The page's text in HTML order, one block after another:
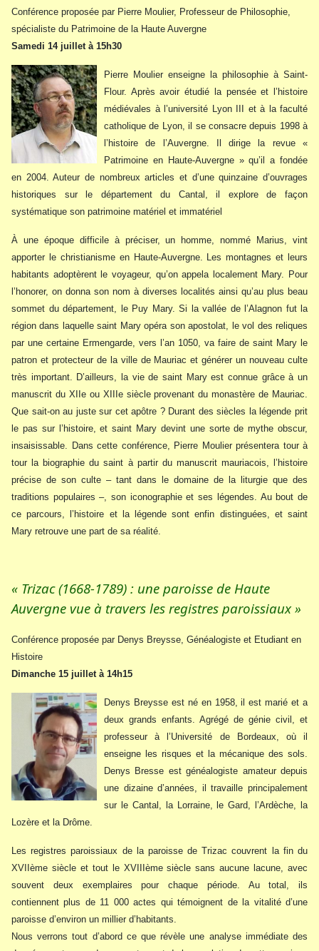
Conférence proposée par Pierre Moulier, Professeur de Philosophie,
spécialiste du Patrimoine de la Haute Auvergne
Samedi 14 juillet à 15h30
Pierre Moulier enseigne la philosophie à Saint-
Flour. Après avoir étudié la pensée et l’histoire
médiévales à l’université Lyon III et à la faculté
catholique de Lyon, il se consacre depuis 1998 à
l’histoire de l’Auvergne. Il dirige la revue «
Patrimoine en Haute-Auvergne » qu’il a fondée
en 2004. Auteur de nombreux articles et d’une quinzaine d’ouvrages
historiques sur le département du Cantal, il explore de façon
systématique son patrimoine matériel et immatériel
À une époque difficile à préciser, un homme, nommé Marius, vint
apporter le christianisme en Haute-Auvergne. Les montagnes et leurs
habitants adoptèrent le voyageur, qu’on appela localement Mary. Pour
l’honorer, on donna son nom à diverses localités ainsi qu’au plus beau
sommet du département, le Puy Mary. Si la vallée de l’Alagnon fut la
région dans laquelle saint Mary opéra son apostolat, le vol des reliques
par une certaine Ermengarde, vers l’an 1050, va faire de saint Mary le
patron et protecteur de la ville de Mauriac et générer un nouveau culte
très important. D’ailleurs, la vie de saint Mary est connue grâce à un
manuscrit du XIIe ou XIIIe siècle provenant du monastère de Mauriac.
Que sait-on au juste sur cet apôtre ? Durant des siècles la légende prit
le pas sur l’histoire, et saint Mary devint une sorte de mythe obscur,
insaisissable. Dans cette conférence, Pierre Moulier présentera tour à
tour la biographie du saint à partir du manuscrit mauriacois, l’histoire
précise de son culte – tant dans le domaine de la liturgie que des
traditions populaires –, son iconographie et ses légendes. Au bout de
ce parcours, l’histoire et la légende sont enfin distinguées, et saint
Mary retrouve une part de sa réalité.
« Trizac (1668-1789) : une paroisse de Haute
Auvergne vue à travers les registres paroissiaux »
Conférence proposée par Denys Breysse, Généalogiste et Etudiant en
Histoire
Dimanche 15 juillet à 14h15
Denys Breysse est né en 1958, il est marié et a
deux grands enfants. Agrégé de génie civil, et
professeur à l’Université de Bordeaux, où il
enseigne les risques et la mécanique des sols.
Denys Bresse est généalogiste amateur depuis
une dizaine d’années, il travaille principalement
sur le Cantal, la Lorraine, le Gard, l’Ardèche, la
Lozère et la Drôme.
Les registres paroissiaux de la paroisse de Trizac couvrent la fin du
XVIIème siècle et tout le XVIIIème siècle sans aucune lacune, avec
souvent deux exemplaires pour chaque période. Au total, ils
contiennent plus de 11 000 actes qui témoignent de la vitalité d’une
paroisse d’environ un millier d’habitants.
Nous verrons tout d’abord ce que révèle une analyse immédiate des